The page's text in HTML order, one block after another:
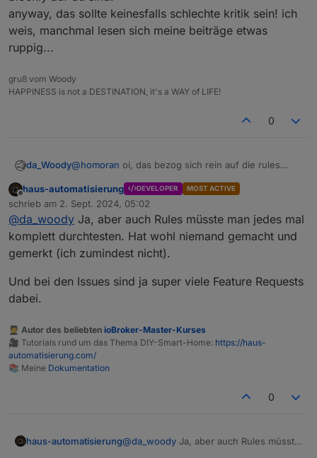
anyway, das sollte keinesfalls schlechte kritik sein! ich
weis, manchmal lesen sich meine beiträge etwas
ruppig...
gruß vom Woody
HAPPINESS is not a DESTINATION, it's a WAY of LIFE!
0
da_Woody@homoran oi, das bezog sich rein auf die rules
ohren.
start: 27.02.2021
https://forum.iobroker.net/topic/42725/test-
javascript-adapter-5-0-7-rules
letzter beitrag: 11. Dez. 2022
es gab auch einen 2. beitrag, den finde ich im
farbgestaltung angesprochen.
latest user alles mit! keine issues?
Offline
haus-automatisierung DEVELOPER MOST ACTIVE
schrieb am 2. Sept. 2024, 05:02
zuletzt editiert von
@da_woody Ja, aber auch Rules müsste man jedes mal
komplett durchtesten. Hat wohl niemand gemacht und
gemerkt (ich zumindest nicht).
Und bei den Issues sind ja super viele Feature Requests
dabei.
🧑‍🎓 Autor des beliebten ioBroker-Master-Kurses
🎥 Tutorials rund um das Thema DIY-Smart-Home: https://haus-
automatisierung.com/
📚 Meine Dokumentation
0
haus-automatisierung@da_woody Ja, aber auch Rules müsste